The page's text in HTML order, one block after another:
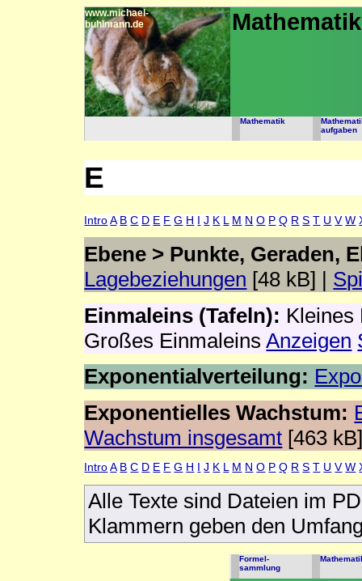
www.michael-
buhlmann.de
Mathematik
aufgaben
E
Intro A B C D E F G H J K M N O P Q R S T U V W
Ebene > Punkte, Geraden,
Lagebeziehungen [48 kB] |
Einmaleins (Tafeln):
Großes EinmaleinsAnzeigen
Exponentialverteilung:
Exponentielles Wachstum:
Wachstum insgesamt [463
Intro A B C D E F G H J K L M N O P Q R S T U V W
Alle Texte sind Dateien im
Klammern geben den
Formel-
sammlung